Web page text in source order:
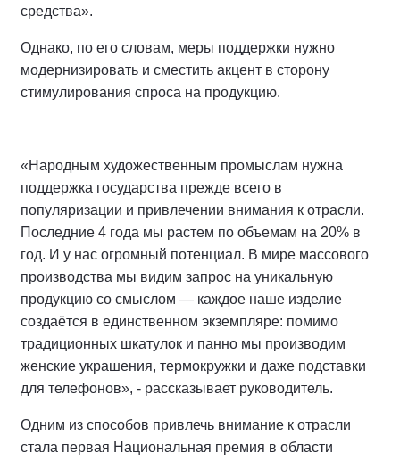
средства».
Однако, по его словам, меры поддержки нужно
модернизировать и сместить акцент в сторону
стимулирования спроса на продукцию.
«Народным художественным промыслам нужна
поддержка государства прежде всего в
популяризации и привлечении внимания к отрасли.
Последние 4 года мы растем по объемам на 20% в
год. И у нас огромный потенциал. В мире массового
производства мы видим запрос на уникальную
продукцию со смыслом — каждое наше изделие
создаётся в единственном экземпляре: помимо
традиционных шкатулок и панно мы производим
женские украшения, термокружки и даже подставки
для телефонов», - рассказывает руководитель.
Одним из способов привлечь внимание к отрасли
стала первая Национальная премия в области